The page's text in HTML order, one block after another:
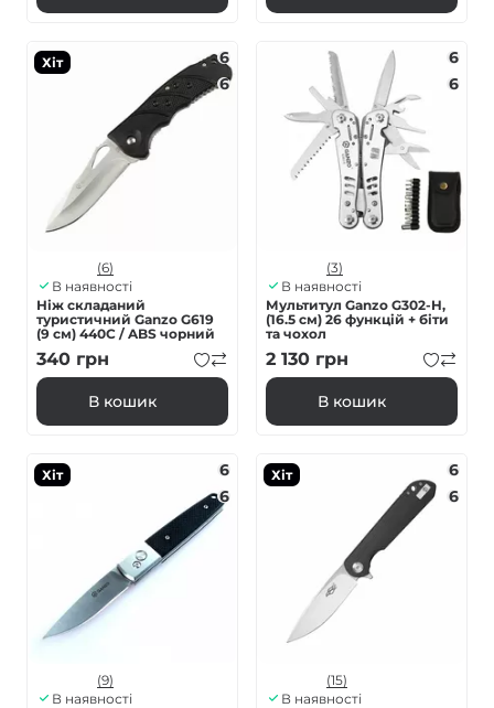
Хіт
6
6
(6)
В наявності
Ніж складаний
туристичний Ganzo G619
(9 см) 440C / ABS чорний
340 грн
В кошик
6
6
(3)
В наявності
Мультитул Ganzo G302-H,
(16.5 см) 26 функцій + біти
та чохол
2 130 грн
В кошик
Хіт
6
6
(9)
В наявності
Хіт
6
6
(15)
В наявності